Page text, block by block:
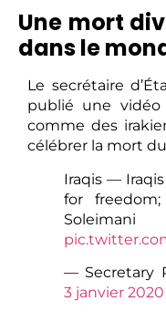
Une mort
dans le
Le secrétaire
publié une vidéo
comme des
célébrer la mort
Iraqis —
for
— Secretary
3 janvier 2020